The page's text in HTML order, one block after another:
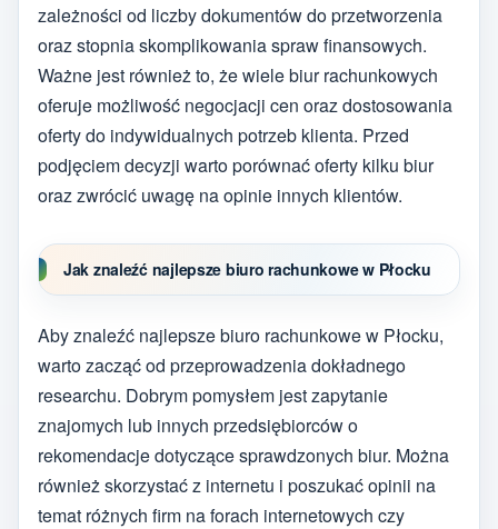
zależności od liczby dokumentów do przetworzenia
oraz stopnia skomplikowania spraw finansowych.
Ważne jest również to, że wiele biur rachunkowych
oferuje możliwość negocjacji cen oraz dostosowania
oferty do indywidualnych potrzeb klienta. Przed
podjęciem decyzji warto porównać oferty kilku biur
oraz zwrócić uwagę na opinie innych klientów.
Jak znaleźć najlepsze biuro rachunkowe w Płocku
Aby znaleźć najlepsze biuro rachunkowe w Płocku,
warto zacząć od przeprowadzenia dokładnego
researchu. Dobrym pomysłem jest zapytanie
znajomych lub innych przedsiębiorców o
rekomendacje dotyczące sprawdzonych biur. Można
również skorzystać z internetu i poszukać opinii na
temat różnych firm na forach internetowych czy